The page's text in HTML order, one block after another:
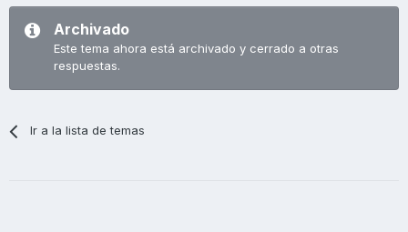
Archivado
Este tema ahora está archivado y cerrado a otras
respuestas.
Ir a la lista de temas